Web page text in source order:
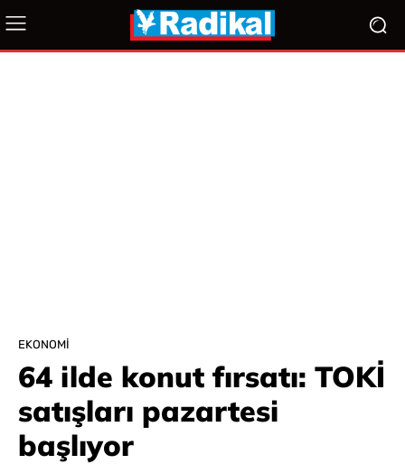
EKONOMI
64 ilde konut fırsatı: TOKİ
satışları pazartesi
başlıyor